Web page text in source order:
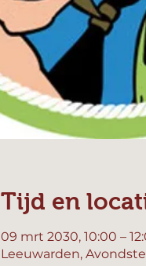
Tijd en
09 mrt 2030, 10:00 –
Leeuwarden,